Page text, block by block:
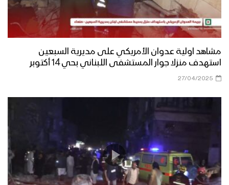
مشاهد اولية عدوان الأمريكي على مديرية السبعين
استهدف منزلا جوار المستشفى اللبناني بحي 14 أكتوبر
27/04/2025